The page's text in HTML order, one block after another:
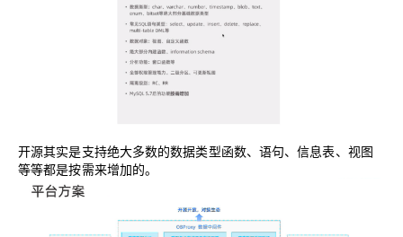
开源其实是支持绝大多数的数据类型函数、语句、信息表、视图
等等都是按需来增加的。